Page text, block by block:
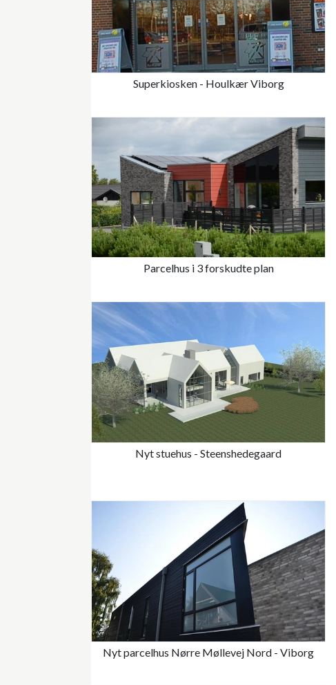
Superkiosken - Houlkær Viborg
Parcelhus i 3 forskudte plan
Nyt stuehus - Steenshedegaard
Nyt parcelhus Nørre Møllevej Nord - Viborg